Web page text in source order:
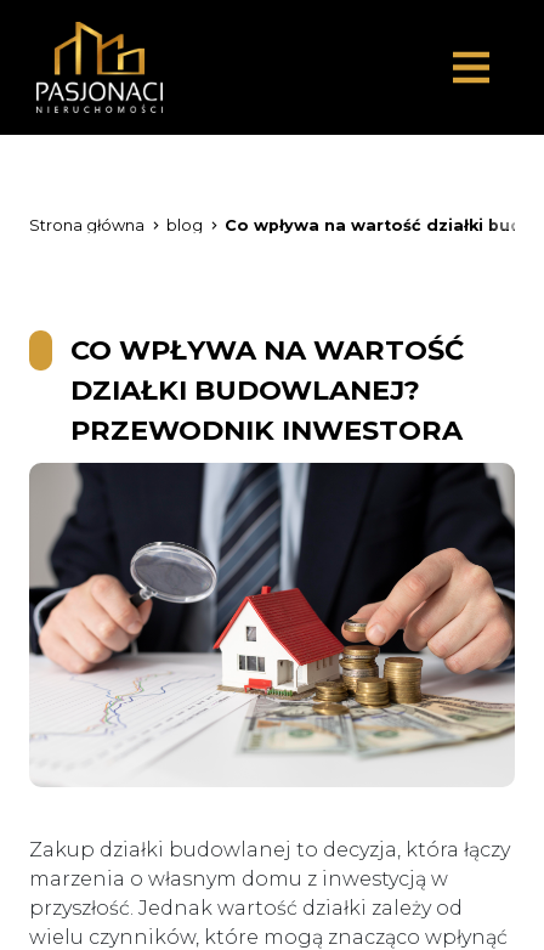
Strona główna blog Co wpływa na wartość działki
CO WPŁYWA NA WARTOŚĆ
DZIAŁKI BUDOWLANEJ?
PRZEWODNIK INWESTORA
Zakup działki budowlanej to decyzja, która łączy
marzenia o własnym domu z inwestycją w
przyszłość. Jednak wartość działki zależy od
wielu czynników, które mogą znacząco wpłynąć